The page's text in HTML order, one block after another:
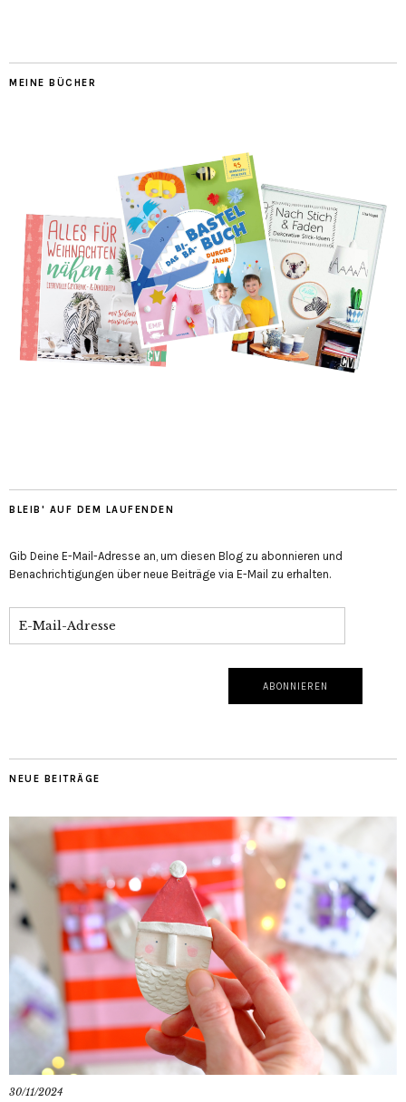
MEINE BÜCHER
BLEIB' AUF DEM LAUFENDEN
Gib Deine E-Mail-Adresse an, um diesen Blog zu abonnieren und
Benachrichtigungen über neue Beiträge via E-Mail zu erhalten.
NEUE BEITRÄGE
30/11/2024